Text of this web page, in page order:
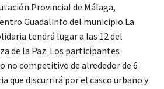
Provincial de Málaga,
Guadalinfo del municipio.La
tendrá lugar a las 12 del
de la Paz. Los participantes
no competitivo de alrededor de 6
que discurrirá por el casco urbano y